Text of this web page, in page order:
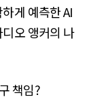
게 예측한 AI
오 앵커의 나
책임?